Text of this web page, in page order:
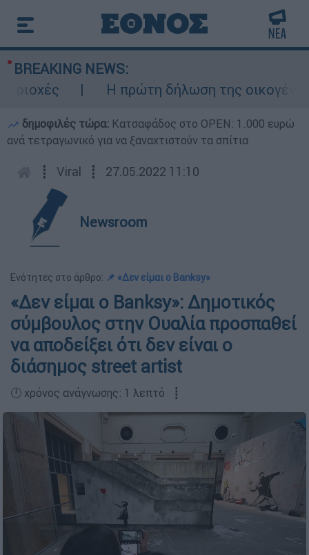
BREAKING NEWS:
Η πρώτη δήλωση της οικογένειας
δημοφιλές τώρα: Κατσαφάδος στο OPEN: 1.000 ευρώ
ανά τετραγωνικό για να ξαναχτιστούν τα σπίτια
┋ Viral ┋ 27.05.2022 11:10
Newsroom
Ενότητες στο άρθρο: 📌 «Δεν είμαι ο Banksy»
«Δεν είμαι ο Banksy»: Δημοτικός
σύμβουλος στην Ουαλία προσπαθεί
να αποδείξει ότι δεν είναι ο
διάσημος street artist
🕛 χρόνος ανάγνωσης: 1 λεπτό ┋